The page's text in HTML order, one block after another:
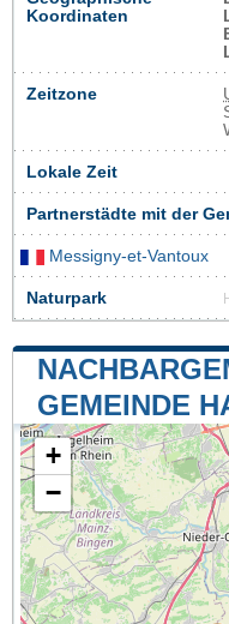
Koordinaten
Zeitzone
Lokale Zeit
Partnerstädte mit der
Messigny-et-Vantoux
Naturpark
GEMEINDE
+
−